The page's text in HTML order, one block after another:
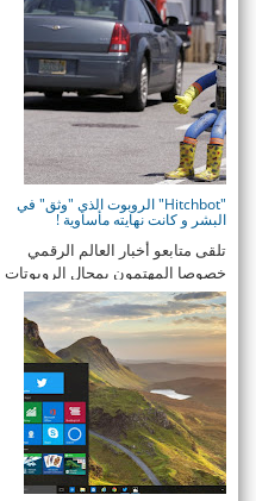
"Hitchbot" الروبوت الذي "وثق" في
البشر و كانت نهايته مأساوية !
تلقى متابعو أخبار العالم الرقمي
خصوصا المهتمون بمجال الروبوتات
صدمة كبيرة ...